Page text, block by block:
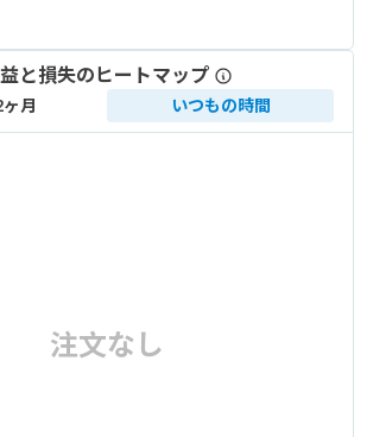
と損失のヒートマップ
月 いつもの時間
注文なし